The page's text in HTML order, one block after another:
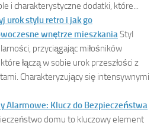
i charakterystyczne dodatki, które...
urok stylu retro i jak go
wnętrze mieszkaniaStyl
przyciągając miłośników
łączą w sobie urok przeszłości z
Charakteryzujący się intensywnymi
Alarmowe: Klucz do Bezpieczeństwa
domu to kluczowy element